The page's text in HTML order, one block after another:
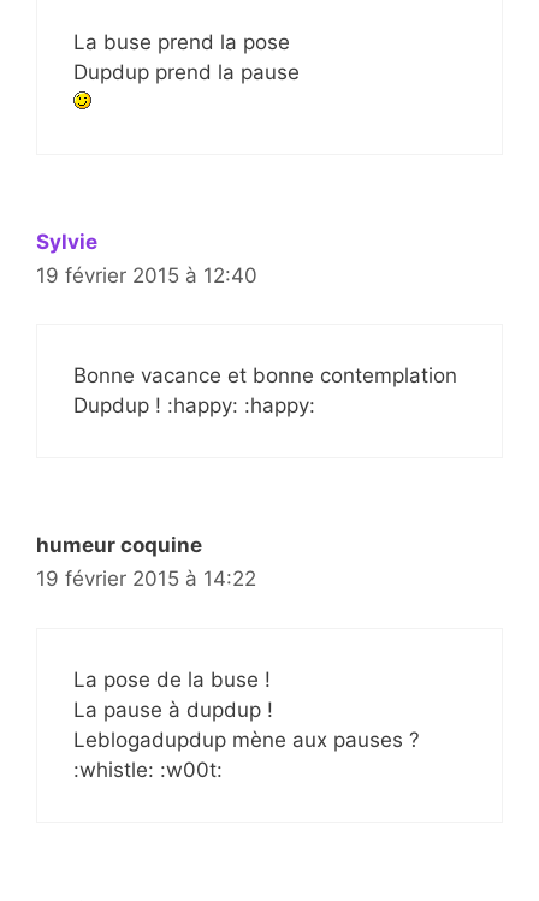
La buse prend la pose
Dupdup prend la pause
Sylvie
19 février 2015 à 12:40
Bonne vacance et bonne contemplation
Dupdup ! :happy: :happy:
humeur coquine
19 février 2015 à 14:22
La pose de la buse !
La pause à dupdup !
Leblogadupdup mène aux pauses ?
:whistle: :w00t: